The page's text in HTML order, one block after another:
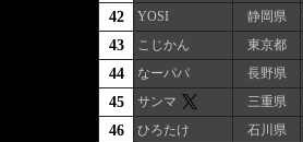
42 YOSI 静岡県
43 こじかん 東京都
44 なーパパ 長野県
45 サンマ 三重県
46 ひろたけ 石川県